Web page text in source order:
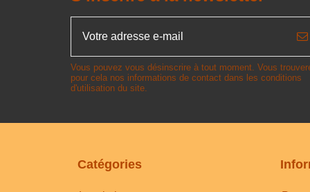
Vous pouvez vous désinscrire à tout moment. Vous
pour cela nos informations de contact dans les conditions
d'utilisation du site.
Catégories